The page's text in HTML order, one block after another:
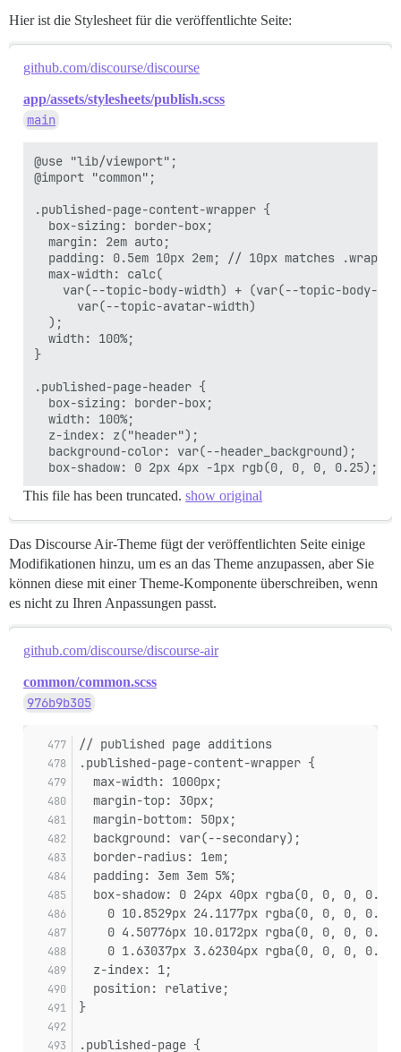
Hier ist die Stylesheet für die veröffentlichte Seite:
github.com/discourse/discourse
app/assets/stylesheets/publish.scss
main
@use "lib/viewport";
@import "common";
.published-page-content-wrapper {
  box-sizing: border-box;
  margin: 2em auto;
  padding: 0.5em 10px 2em; // 10px matches .wrap
  max-width: calc(
var(--topic-body-width) + (var(--topic-body-
      var(--topic-avatar-width)
  );
  width: 100%;
}
.published-page-header {
  box-sizing: border-box;
  width: 100%;
  z-index: z("header");
  background-color: var(--header_background);
This file has been truncated. show original
Das Discourse Air-Theme fügt der veröffentlichten Seite einige
Modifikationen hinzu, um es an das Theme anzupassen, aber Sie
können diese mit einer Theme-Komponente überschreiben, wenn
es nicht zu Ihren Anpassungen passt.
github.com/discourse/discourse-air
common/common.scss
976b9b305
// published page additions
.published-page-content-wrapper {
  max-width: 1000px;
  margin-top: 30px;
  margin-bottom: 50px;
  background: var(--secondary);
  border-radius: 1em;
  padding: 3em 3em 5%;
box-shadow: 0 24px 40px rgba(0, 0, 0,
0 10.8529px 24.1177px rgba(0, 0, 0,
0 4.50776px 10.0172px rgba(0, 0, 0,
0 1.63037px 3.62304px rgba(0, 0, 0,
  z-index: 1;
  position: relative;
}
.published-page {